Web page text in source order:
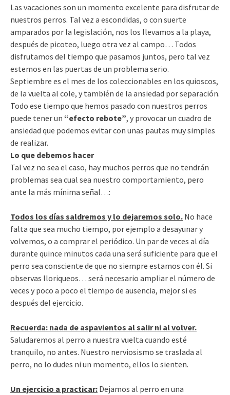
Las vacaciones son un momento excelente para disfrutar de
nuestros perros. Tal vez a escondidas, o con suerte
amparados por la legislación, nos los llevamos a la playa,
después de picoteo, luego otra vez al campo… Todos
disfrutamos del tiempo que pasamos juntos, pero tal vez
estemos en las puertas de un problema serio.
Septiembre es el mes de los coleccionables en los quioscos,
de la vuelta al cole, y también de la ansiedad por separación.
Todo ese tiempo que hemos pasado con nuestros perros
puede tener un “efecto rebote”, y provocar un cuadro de
ansiedad que podemos evitar con unas pautas muy simples
de realizar.
Lo que debemos hacer
Tal vez no sea el caso, hay muchos perros que no tendrán
problemas sea cual sea nuestro comportamiento, pero
ante la más mínima señal…:
Todos los días saldremos y lo dejaremos solo. No hace
falta que sea mucho tiempo, por ejemplo a desayunar y
volvemos, o a comprar el periódico. Un par de veces al día
durante quince minutos cada una será suficiente para que el
perro sea consciente de que no siempre estamos con él. Si
observas lloriqueos… será necesario ampliar el número de
veces y poco a poco el tiempo de ausencia, mejor si es
después del ejercicio.
Recuerda: nada de aspavientos al salir ni al volver.
Saludaremos al perro a nuestra vuelta cuando esté
tranquilo, no antes. Nuestro nerviosismo se traslada al
perro, no lo dudes ni un momento, ellos lo sienten.
Un ejercicio a practicar: Dejamos al perro en una